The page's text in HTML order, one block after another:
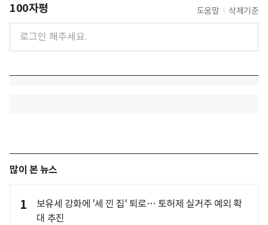
100자평 도움말 삭제기준
많이 본 뉴스
1
보유세 강화에 '세 낀 집' 퇴로… 토허제 실거주 예외 확
대 추진